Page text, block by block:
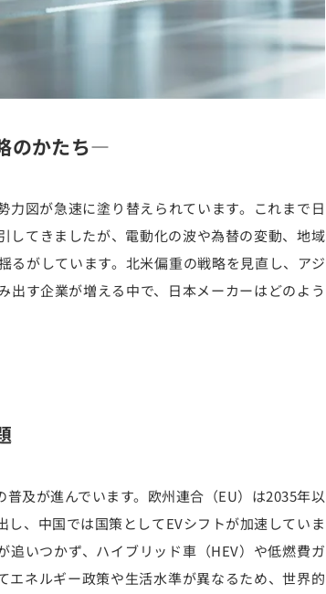
のかたち―
図が急速に塗り替えられています。これまで日
してきましたが、電動化の波や為替の変動、地域
るがしています。北米偏重の戦略を見直し、アジ
す企業が増える中で、日本メーカーはどのよう
及が進んでいます。欧州連合（EU）は2035年以
、中国では国策としてEVシフトが加速していま
いつかず、ハイブリッド車（HEV）や低燃費ガ
エネルギー政策や生活水準が異なるため、世界的